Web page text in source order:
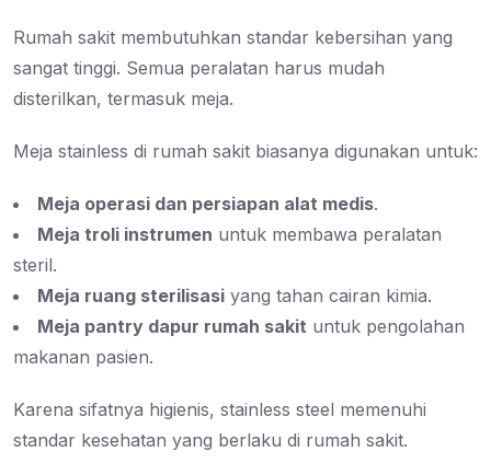
Rumah sakit membutuhkan standar kebersihan yang
sangat tinggi. Semua peralatan harus mudah
disterilkan, termasuk meja.
Meja stainless di rumah sakit biasanya digunakan untuk:
Meja operasi dan persiapan alat medis.
Meja troli instrumen untuk membawa peralatan
steril.
Meja ruang sterilisasi yang tahan cairan kimia.
Meja pantry dapur rumah sakit untuk pengolahan
makanan pasien.
Karena sifatnya higienis, stainless steel memenuhi
standar kesehatan yang berlaku di rumah sakit.